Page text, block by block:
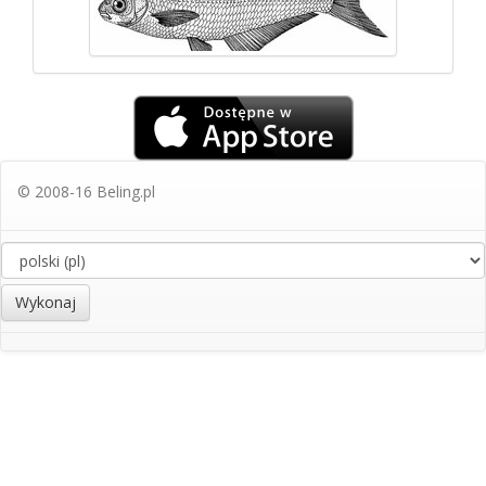
© 2008-16 Beling.pl